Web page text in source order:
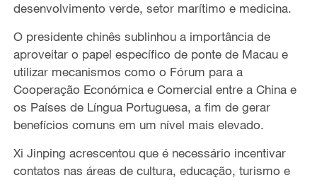
desenvolvimento verde, setor marítimo e medicina.
O presidente chinês sublinhou a importância de
aproveitar o papel específico de ponte de Macau e
utilizar mecanismos como o Fórum para a
Cooperação Económica e Comercial entre a China e
os Países de Língua Portuguesa, a fim de gerar
benefícios comuns em um nível mais elevado.
Xi Jinping acrescentou que é necessário incentivar
contatos nas áreas de cultura, educação, turismo e